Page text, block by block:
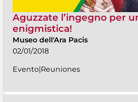
Aguzzate l’ingegno per
enigmistica!
Museo dell'Ara Pacis
02/01/2018
Evento|Reuniones